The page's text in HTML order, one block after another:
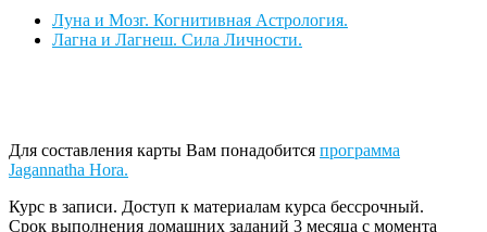
Луна и Мозг. Когнитивная Астрология.
Лагна и Лагнеш. Сила Личности.
Для составления карты Вам понадобится программа
Jagannatha Hora.
Курс в записи. Доступ к материалам курса бессрочный.
Срок выполнения домашних заданий 3 месяца с момента